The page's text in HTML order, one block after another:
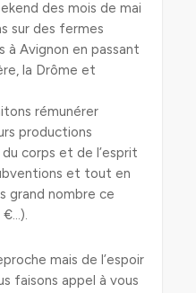
des mois de mai
sur des fermes
à Avignon en passant
la Drôme et
rémunérer
productions
corps et de l’esprit
et tout en
grand nombre ce
€…).
mais de l’espoir
faisons appel à vous